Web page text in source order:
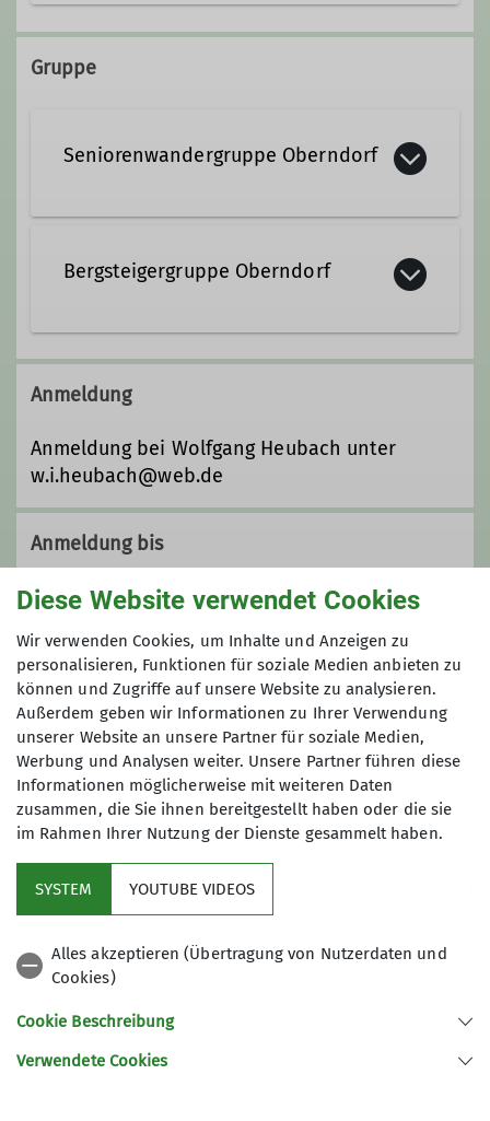
w.i.heubach@web.de
Gruppe
Seniorenwandergruppe Oberndorf
mit uns mit!
Bergsteigergruppe Oberndorf
Bergsteigergruppe Oberndorf in der
Sektion Oberer Neckar
Details
Anmeldung
Anmeldung bei Wolfgang Heubach unter
w.i.heubach@web.de
Anmeldung bis
09.10.2026
Maximale Teilnehmeranzahl
15
Diese Website verwendet Cookies
Wir verwenden Cookies, um Inhalte und Anzeigen zu
personalisieren, Funktionen für soziale Medien anbieten zu
können und Zugriffe auf unsere Website zu analysieren.
Außerdem geben wir Informationen zu Ihrer Verwendung
unserer Website an unsere Partner für soziale Medien,
Werbung und Analysen weiter. Unsere Partner führen diese
Informationen möglicherweise mit weiteren Daten
zusammen, die Sie ihnen bereitgestellt haben oder die sie
im Rahmen Ihrer Nutzung der Dienste gesammelt haben.
SYSTEM YOUTUBE VIDEOS
Alles akzeptieren (Übertragung von Nutzerdaten und
Cookies)
Cookie Beschreibung
Verwendete Cookies